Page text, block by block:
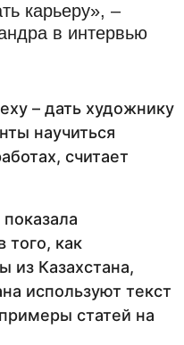
карьеру», –
в интервью
– дать художнику
научиться
считает
того, как
из Казахстана,
используют текст
статей на